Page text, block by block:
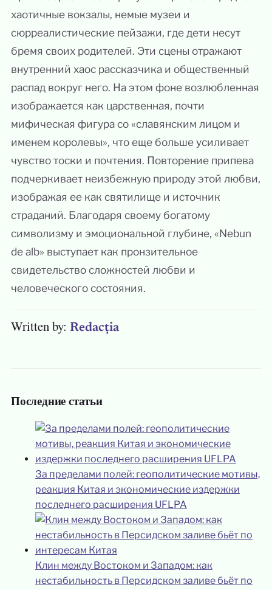
хаотичные вокзалы, немые музеи и
сюрреалистические пейзажи, где дети несут
бремя своих родителей. Эти сцены отражают
внутренний хаос рассказчика и общественный
распад вокруг него. На этом фоне возлюбленная
изображается как царственная, почти
мифическая фигура со «славянским лицом и
именем королевы», что еще больше усиливает
чувство тоски и почтения. Повторение припева
подчеркивает неизбежную природу этой любви,
изображая ее как святилище и источник
страданий. Благодаря своему богатому
символизму и эмоциональной глубине, «Nebun
de alb» выступает как пронзительное
свидетельство сложностей любви и
человеческого состояния.
Written by: Redacția
Последние статьи
За пределами полей: геополитические мотивы,
реакция Китая и экономические издержки
последнего расширения UFLPA
Клин между Востоком и Западом: как
нестабильность в Персидском заливе бьёт по